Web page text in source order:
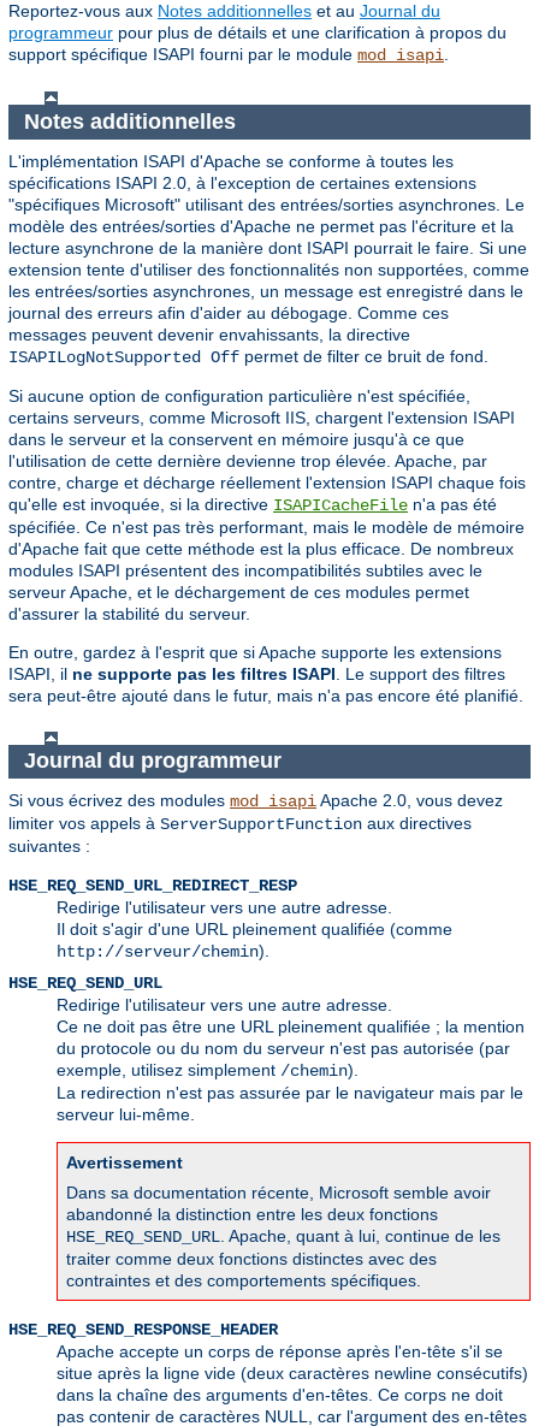
Reportez-vous aux Notes additionnelles et au Journal du
programmeur pour plus de détails et une clarification à propos du
support spécifique ISAPI fourni par le module mod_isapi.
Notes additionnelles
L'implémentation ISAPI d'Apache se conforme à toutes les
spécifications ISAPI 2.0, à l'exception de certaines extensions
"spécifiques Microsoft" utilisant des entrées/sorties asynchrones. Le
modèle des entrées/sorties d'Apache ne permet pas l'écriture et la
lecture asynchrone de la manière dont ISAPI pourrait le faire. Si une
extension tente d'utiliser des fonctionnalités non supportées, comme
les entrées/sorties asynchrones, un message est enregistré dans le
journal des erreurs afin d'aider au débogage. Comme ces
messages peuvent devenir envahissants, la directive
ISAPILogNotSupported Off permet de filter ce bruit de fond.
Si aucune option de configuration particulière n'est spécifiée,
certains serveurs, comme Microsoft IIS, chargent l'extension ISAPI
dans le serveur et la conservent en mémoire jusqu'à ce que
l'utilisation de cette dernière devienne trop élevée. Apache, par
contre, charge et décharge réellement l'extension ISAPI chaque fois
qu'elle est invoquée, si la directive ISAPICacheFile n'a pas été
spécifiée. Ce n'est pas très performant, mais le modèle de mémoire
d'Apache fait que cette méthode est la plus efficace. De nombreux
modules ISAPI présentent des incompatibilités subtiles avec le
serveur Apache, et le déchargement de ces modules permet
d'assurer la stabilité du serveur.
En outre, gardez à l'esprit que si Apache supporte les extensions
ISAPI, il ne supporte pas les filtres ISAPI . Le support des filtres
sera peut-être ajouté dans le futur, mais n'a pas encore été planifié.
Journal du programmeur
Si vous écrivez des modules mod_isapiApache 2.0, vous devez
limiter vos appels à ServerSupportFunction aux directives
suivantes :
HSE_REQ_SEND_URL_REDIRECT_RESP
Redirige l'utilisateur vers une autre adresse.
Il doit s'agir d'une URL pleinement qualifiée (comme
http://serveur/chemin).
HSE_REQ_SEND_URL
Redirige l'utilisateur vers une autre adresse.
Ce ne doit pas être une URL pleinement qualifiée ; la mention
du protocole ou du nom du serveur n'est pas autorisée (par
exemple, utilisez simplement /chemin).
La redirection n'est pas assurée par le navigateur mais par le
serveur lui-même.
Avertissement
Dans sa documentation récente, Microsoft semble avoir
abandonné la distinction entre les deux fonctions
HSE_REQ_SEND_URL . Apache, quant à lui, continue de les
traiter comme deux fonctions distinctes avec des
contraintes et des comportements spécifiques.
HSE_REQ_SEND_RESPONSE_HEADER
Apache accepte un corps de réponse après l'en-tête s'il se
situe après la ligne vide (deux caractères newline consécutifs)
dans la chaîne des arguments d'en-têtes. Ce corps ne doit
pas contenir de caractères NULL, car l'argument des en-têtes